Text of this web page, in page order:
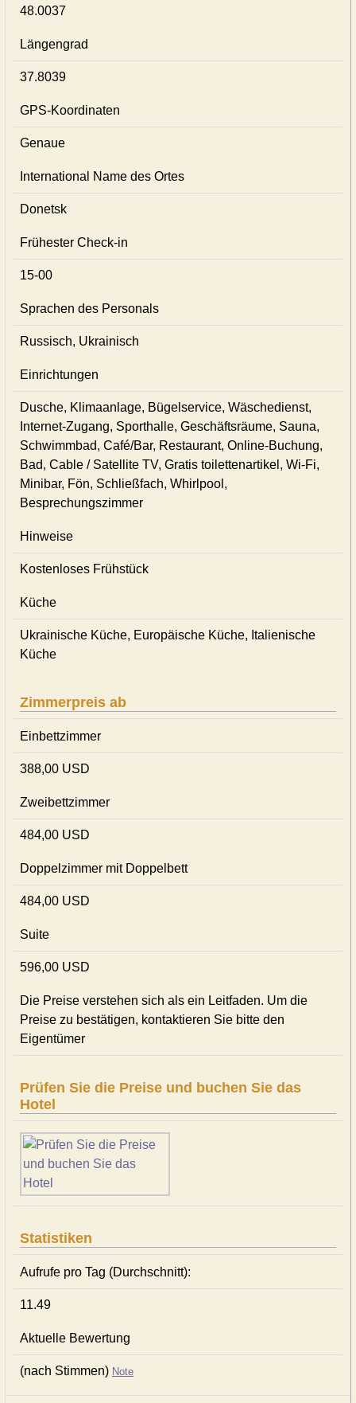
48.0037
Längengrad
37.8039
GPS-Koordinaten
Genaue
International Name des Ortes
Donetsk
Frühester Check-in
15-00
Sprachen des Personals
Russisch, Ukrainisch
Einrichtungen
Dusche, Klimaanlage, Bügelservice, Wäschedienst,
Internet-Zugang, Sporthalle, Geschäftsräume, Sauna,
Schwimmbad, Café/Bar, Restaurant, Online-Buchung,
Bad, Cable / Satellite TV, Gratis toilettenartikel, Wi-Fi,
Minibar, Fön, Schließfach, Whirlpool,
Besprechungszimmer
Hinweise
Kostenloses Frühstück
Küche
Ukrainische Küche, Europäische Küche, Italienische
Küche
Zimmerpreis ab
Einbettzimmer
388,00 USD
Zweibettzimmer
484,00 USD
Doppelzimmer mit Doppelbett
484,00 USD
Suite
596,00 USD
Die Preise verstehen sich als ein Leitfaden. Um die
Preise zu bestätigen, kontaktieren Sie bitte den
Eigentümer
Prüfen Sie die Preise und buchen Sie das
Hotel
Statistiken
Aufrufe pro Tag (Durchschnitt):
11.49
Aktuelle Bewertung
(nach Stimmen) Note